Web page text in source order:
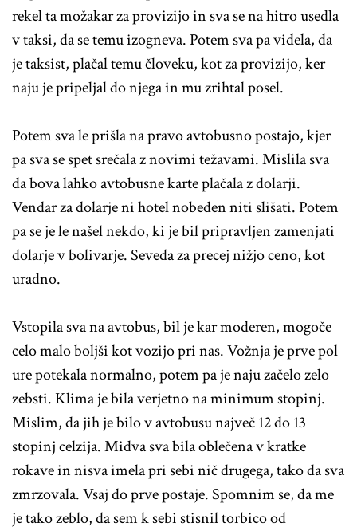
rekel ta možakar za provizijo in sva se na hitro usedla
v taksi, da se temu izogneva. Potem sva pa videla, da
je taksist, plačal temu človeku, kot za provizijo, ker
naju je pripeljal do njega in mu zrihtal posel.
Potem sva le prišla na pravo avtobusno postajo, kjer
pa sva se spet srečala z novimi težavami. Mislila sva
da bova lahko avtobusne karte plačala z dolarji.
Vendar za dolarje ni hotel nobeden niti slišati. Potem
pa se je le našel nekdo, ki je bil pripravljen zamenjati
dolarje v bolivarje. Seveda za precej nižjo ceno, kot
uradno.
Vstopila sva na avtobus, bil je kar moderen, mogoče
celo malo boljši kot vozijo pri nas. Vožnja je prve pol
ure potekala normalno, potem pa je naju začelo zelo
zebsti. Klima je bila verjetno na minimum stopinj.
Mislim, da jih je bilo v avtobusu največ 12 do 13
stopinj celzija. Midva sva bila oblečena v kratke
rokave in nisva imela pri sebi nič drugega, tako da sva
zmrzovala. Vsaj do prve postaje. Spomnim se, da me
je tako zeblo, da sem k sebi stisnil torbico od